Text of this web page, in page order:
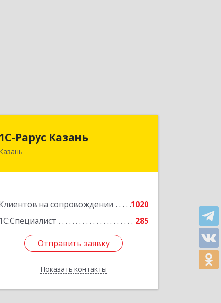
1С-Рарус Казань
Казань
Клиентов на сопровождении
1020
1С:Специалист
285
Отправить заявку
Показать контакты
420088, Татарстан Респ, Казань г,
Отправить заявку
Назад